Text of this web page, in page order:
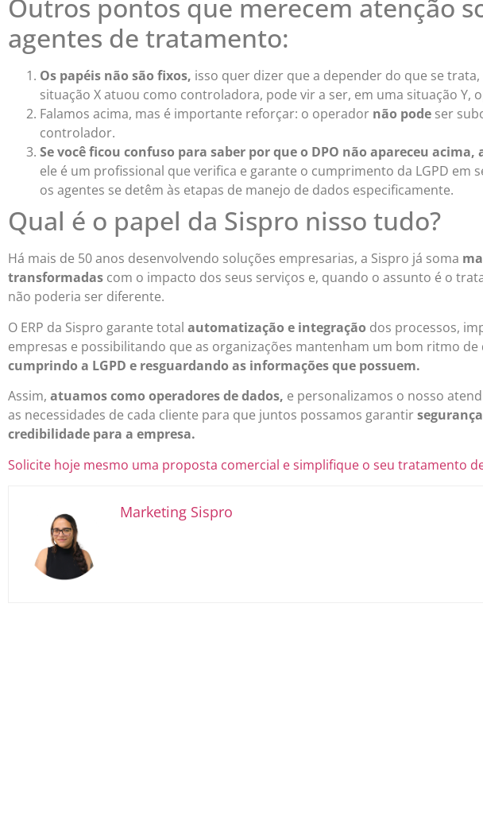
Outros pontos que merecem atenção
agentes de tratamento:
Os papéis não são fixos, isso quer dizer que a depender do que se
situação X atuou como controladora, pode vir a ser, em uma situação Y,
Falamos acima, mas é importante reforçar: o operador não pode ser
controlador.
Se você ficou confuso para saber por que o DPO não apareceu acima,
ele é um profissional que verifica e garante o cumprimento da LGPD em
os agentes se detêm às etapas de manejo de dados especificamente.
Qual é o papel da Sispro nisso tudo?
Há mais de 50 anos desenvolvendo soluções empresarias, a Sispro já soma
transformadas com o impacto dos seus serviços e, quando o assunto é o
não poderia ser diferente.
O ERP da Sispro garante total automatização e integração dos processos,
empresas e possibilitando que as organizações mantenham um bom ritmo de
cumprindo a LGPD e resguardando as informações que possuem.
Assim, atuamos como operadores de dados, e personalizamos o nosso
as necessidades de cada cliente para que juntos possamos garantir
credibilidade para a empresa.
Solicite hoje mesmo uma proposta comercial e simplifique o seu tratamento
Marketing Sispro